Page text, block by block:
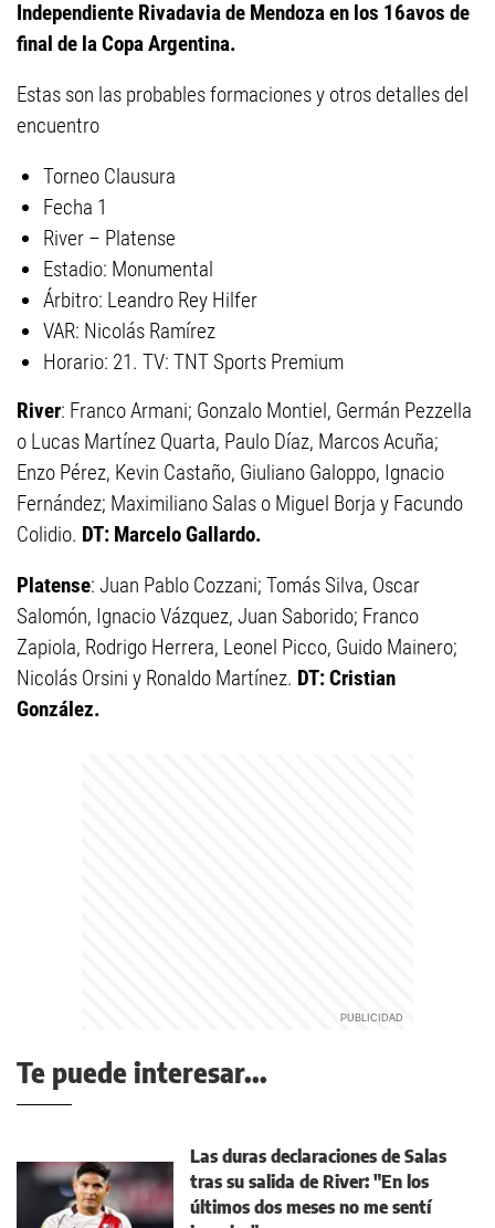
Independiente Rivadavia de Mendoza en los 16avos de
final de la Copa Argentina.
Estas son las probables formaciones y otros detalles del
encuentro
Torneo Clausura
Fecha 1
River – Platense
Estadio: Monumental
Árbitro: Leandro Rey Hilfer
VAR: Nicolás Ramírez
Horario: 21. TV: TNT Sports Premium
River: Franco Armani; Gonzalo Montiel, Germán Pezzella
o Lucas Martínez Quarta, Paulo Díaz, Marcos Acuña;
Enzo Pérez, Kevin Castaño, Giuliano Galoppo, Ignacio
Fernández; Maximiliano Salas o Miguel Borja y Facundo
Colidio. DT: Marcelo Gallardo.
Platense: Juan Pablo Cozzani; Tomás Silva, Oscar
Salomón, Ignacio Vázquez, Juan Saborido; Franco
Zapiola, Rodrigo Herrera, Leonel Picco, Guido Mainero;
Nicolás Orsini y Ronaldo Martínez. DT: Cristian
González.
Te puede interesar...
Las duras declaraciones de Salas
tras su salida de River: "En los
últimos dos meses no me sentí